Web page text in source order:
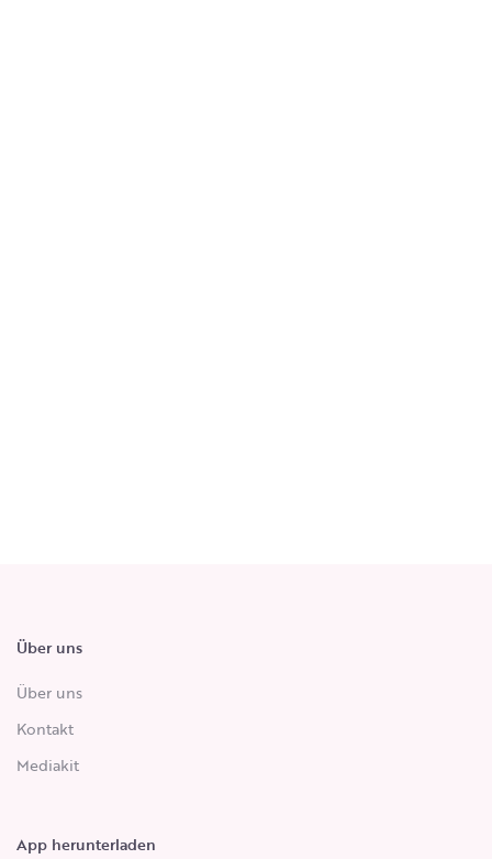
Über uns
Über uns
Kontakt
Mediakit
App herunterladen